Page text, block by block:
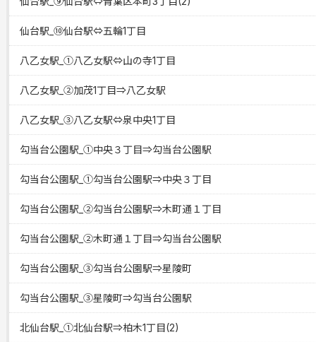
仙台駅_⑩仙台駅⇔五輪1丁目
八乙女駅_①八乙女駅⇔山の寺1丁目
八乙女駅_②加茂1丁目⇒八乙女駅
八乙女駅_③八乙女駅⇔泉中央1丁目
勾当台公園駅_①中央３丁目⇒勾当台公園駅
勾当台公園駅_①勾当台公園駅⇒中央３丁目
勾当台公園駅_②勾当台公園駅⇒木町通１丁目
勾当台公園駅_②木町通１丁目⇒勾当台公園駅
勾当台公園駅_③勾当台公園駅⇒星陵町
勾当台公園駅_③星陵町⇒勾当台公園駅
北仙台駅_①北仙台駅⇒柏木1丁目(2)